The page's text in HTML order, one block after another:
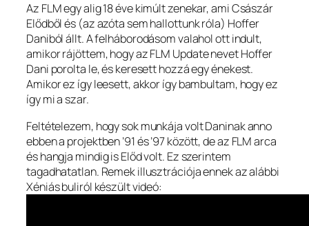
Az FLM egy alig 18 éve kimúlt zenekar, ami Császár
Elődből és (az azóta sem hallottunk róla) Hoffer
Daniból állt. A felháborodásom valahol ott indult,
amikor rájöttem, hogy az FLM Update nevet Hoffer
Dani porolta le, és keresett hozzá egy énekest.
Amikor ez így leesett, akkor így bambultam, hogy ez
így mi a szar.
Feltételezem, hogy sok munkája volt Daninak anno
ebben a projektben ’91 és ’97 között, de az FLM arca
és hangja mindig is Előd volt. Ez szerintem
tagadhatatlan. Remek illusztrációja ennek az alábbi
Xéniás buliról készült videó: